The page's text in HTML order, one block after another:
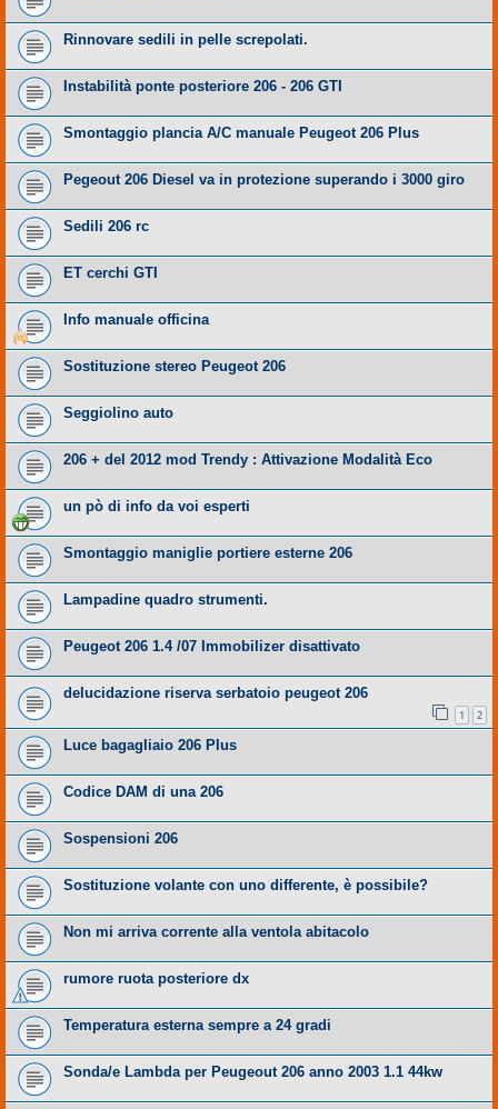
Rinnovare sedili in pelle screpolati.
Instabilità ponte posteriore 206 - 206 GTI
Smontaggio plancia A/C manuale Peugeot 206 Plus
Pegeout 206 Diesel va in protezione superando i 3000 giro
Sedili 206 rc
ET cerchi GTI
Info manuale officina
Sostituzione stereo Peugeot 206
Seggiolino auto
206 + del 2012 mod Trendy : Attivazione Modalità Eco
un pò di info da voi esperti
Smontaggio maniglie portiere esterne 206
Lampadine quadro strumenti.
Peugeot 206 1.4 /07 Immobilizer disattivato
delucidazione riserva serbatoio peugeot 206
1 2
Luce bagagliaio 206 Plus
Codice DAM di una 206
Sospensioni 206
Sostituzione volante con uno differente, è possibile?
Non mi arriva corrente alla ventola abitacolo
rumore ruota posteriore dx
Temperatura esterna sempre a 24 gradi
Sonda/e Lambda per Peugeout 206 anno 2003 1.1 44kw